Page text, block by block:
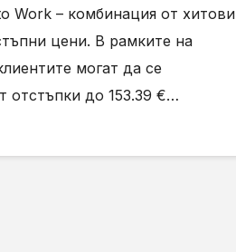
Work – комбинация от хитови
цени. В рамките на
могат да се
отстъпки до 153.39 €…